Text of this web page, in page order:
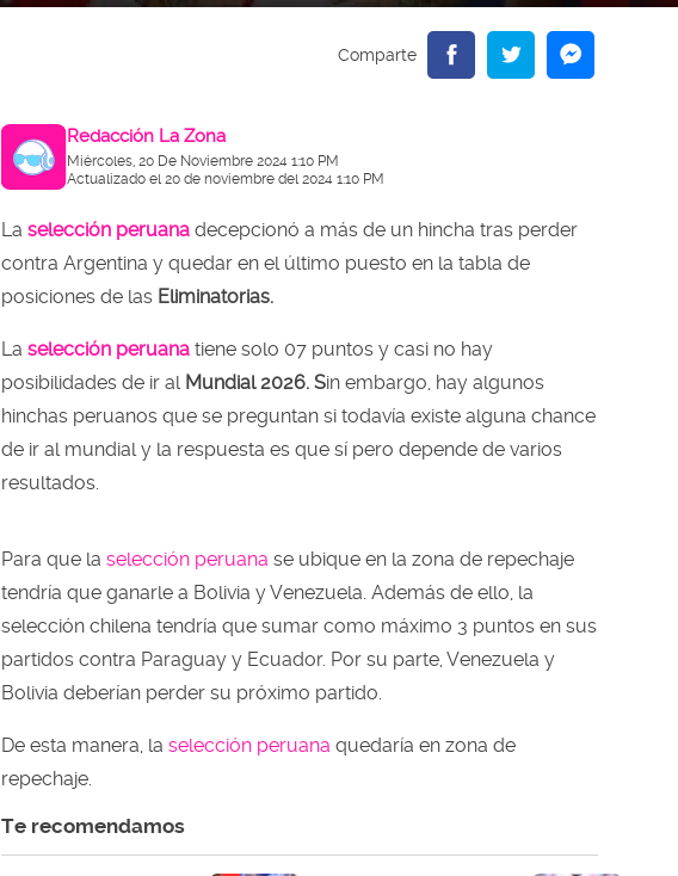
Redacción La Zona
Miércoles, 20 De Noviembre 2024 1:10 PM
Actualizado el 20 de noviembre del 2024 1:10 PM
La selección peruana decepcionó a más de un hincha tras perder
contra Argentina y quedar en el último puesto en la tabla de
posiciones de las Eliminatorias.
La selección peruana tiene solo 07 puntos y casi no hay
posibilidades de ir al Mundial 2026. Sin embargo, hay algunos
hinchas peruanos que se preguntan si todavía existe alguna chance
de ir al mundial y la respuesta es que sí pero depende de varios
resultados.
Para que la selección peruana se ubique en la zona de repechaje
tendría que ganarle a Bolivia y Venezuela. Además de ello, la
selección chilena tendría que sumar como máximo 3 puntos en sus
partidos contra Paraguay y Ecuador. Por su parte, Venezuela y
Bolivia deberían perder su próximo partido.
De esta manera, la selección peruana quedaría en zona de
repechaje.
Te recomendamos